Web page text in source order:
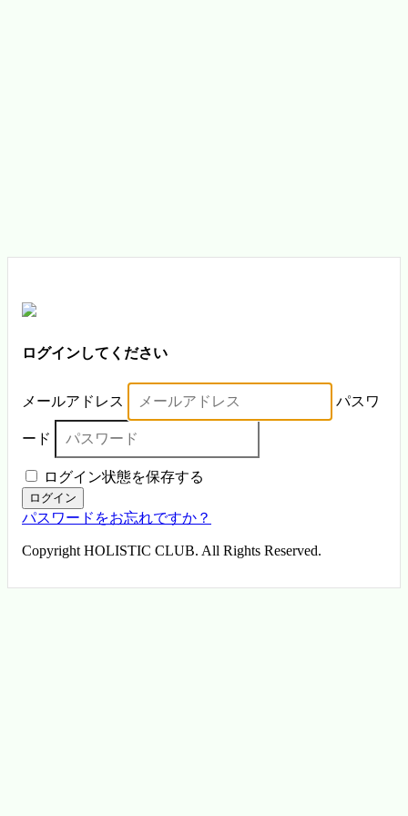
ログインしてください
メールアドレス パスワ
ード
ログイン状態を保存する
ログイン
パスワードをお忘れですか？
Copyright HOLISTIC CLUB. All Rights Reserved.